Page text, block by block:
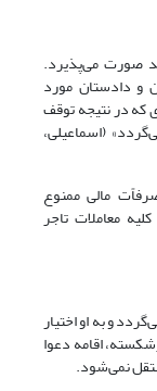
صورت می‌‌پذیرد.
و دادستان مورد
در نتیجه توقف
(اسماعیلی،
مالی ممنوع
معاملات تاجر
و به او اختیار
اقامه دعوا
نمی‌شود.